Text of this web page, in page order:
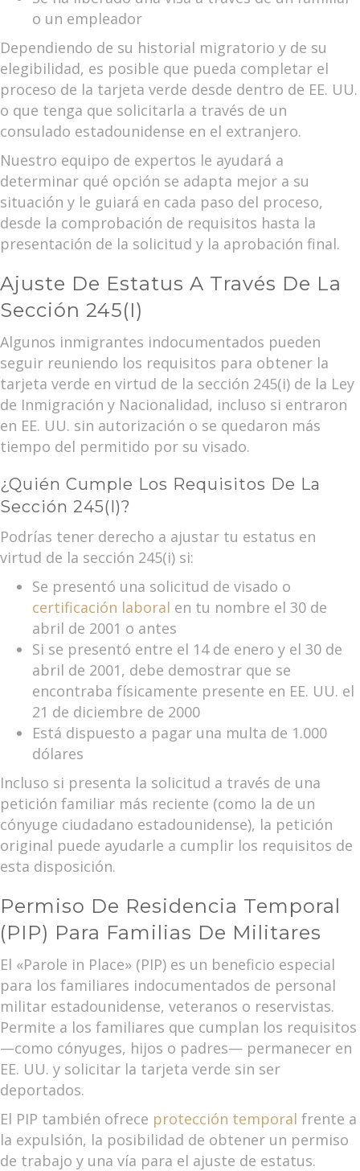
o un empleador
Dependiendo de su historial migratorio y de su
elegibilidad, es posible que pueda completar el
proceso de la tarjeta verde desde dentro de EE. UU.
o que tenga que solicitarla a través de un
consulado estadounidense en el extranjero.
Nuestro equipo de expertos le ayudará a
determinar qué opción se adapta mejor a su
situación y le guiará en cada paso del proceso,
desde la comprobación de requisitos hasta la
presentación de la solicitud y la aprobación final.
Ajuste De Estatus A Través De La
Sección 245(i)
Algunos inmigrantes indocumentados pueden
seguir reuniendo los requisitos para obtener la
tarjeta verde en virtud de la sección 245(i) de la Ley
de Inmigración y Nacionalidad, incluso si entraron
en EE. UU. sin autorización o se quedaron más
tiempo del permitido por su visado.
¿Quién Cumple Los Requisitos De La
Sección 245(i)?
Podrías tener derecho a ajustar tu estatus en
virtud de la sección 245(i) si:
Se presentó una solicitud de visado o
certificación laboral en tu nombre el 30 de
abril de 2001 o antes
Si se presentó entre el 14 de enero y el 30 de
abril de 2001, debe demostrar que se
encontraba físicamente presente en EE. UU. el
21 de diciembre de 2000
Está dispuesto a pagar una multa de 1.000
dólares
Incluso si presenta la solicitud a través de una
petición familiar más reciente (como la de un
cónyuge ciudadano estadounidense), la petición
original puede ayudarle a cumplir los requisitos de
esta disposición.
Permiso De Residencia Temporal
(PIP) Para Familias De Militares
El «Parole in Place» (PIP) es un beneficio especial
para los familiares indocumentados de personal
militar estadounidense, veteranos o reservistas.
Permite a los familiares que cumplan los requisitos
—como cónyuges, hijos o padres— permanecer en
EE. UU. y solicitar la tarjeta verde sin ser
deportados.
El PIP también ofrece protección temporal frente a
la expulsión, la posibilidad de obtener un permiso
de trabajo y una vía para el ajuste de estatus.